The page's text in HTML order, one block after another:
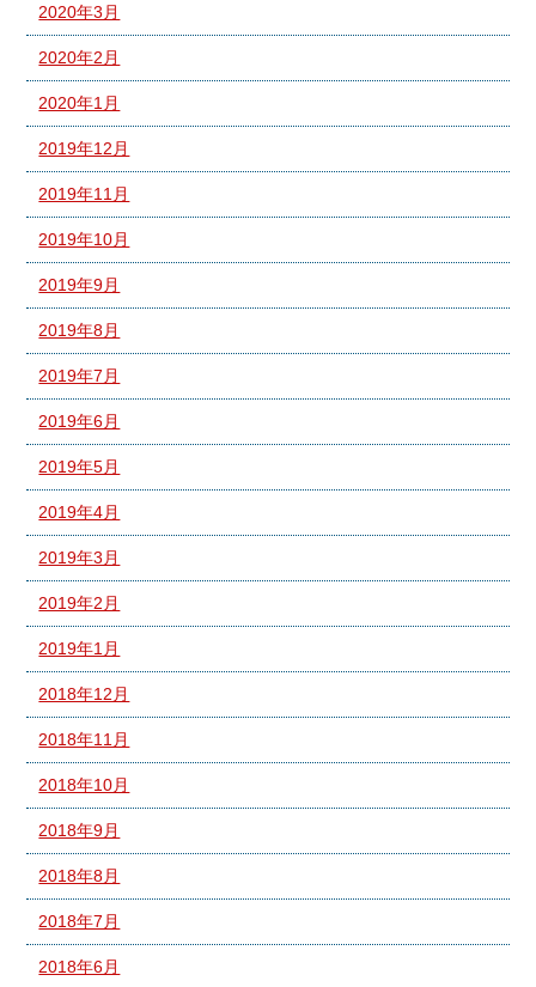
2020年3月
2020年2月
2020年1月
2019年12月
2019年11月
2019年10月
2019年9月
2019年8月
2019年7月
2019年6月
2019年5月
2019年4月
2019年3月
2019年2月
2019年1月
2018年12月
2018年11月
2018年10月
2018年9月
2018年8月
2018年7月
2018年6月